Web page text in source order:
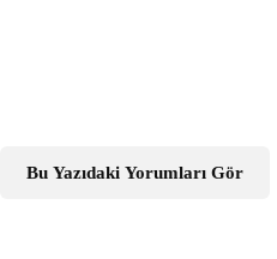
Bu Yazıdaki Yorumları Gör